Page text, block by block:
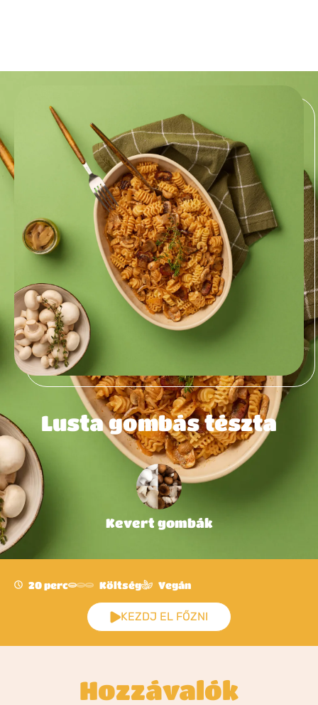
Lusta gombás tészta
Kevert gombák
20 perc Költség Vegán
KEZDJ EL FŐZNI
Hozzávalók